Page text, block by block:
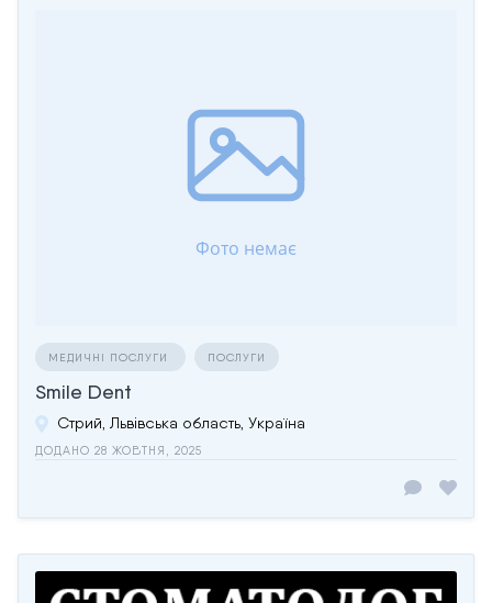
МЕДИЧНІ ПОСЛУГИ ПОСЛУГИ
Smile Dent
Стрий, Львівська область, Україна
ДОДАНО 28 ЖОВТНЯ, 2025